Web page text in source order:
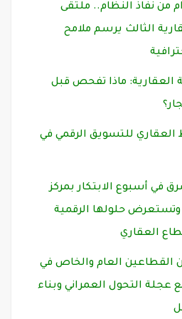
من نفاذ النظام.. ملتقى
الثالث يرسم ملامح
العقارية: ماذا تفحص قبل
العقاري للتسويق الرقمي في
في أسبوع الابتكار بمركز
حلولها الرقمية
العقاري
القطاعين العام والخاص في
عجلة التحول العمراني وبناء